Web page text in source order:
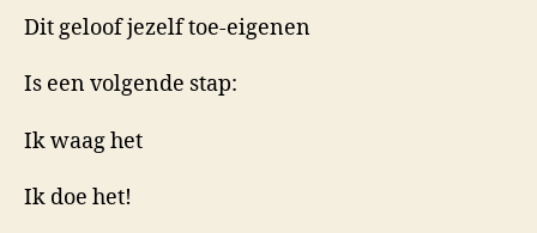
Dit geloof jezelf toe-eigenen
Is een volgende stap:
Ik waag het
Ik doe het!